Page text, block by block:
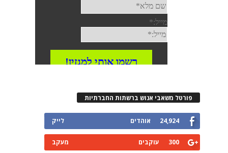
פורטל משאבי אנוש ברשתות החברתיות
24,924 אוהדים לייק
300 עוקבים מעקב